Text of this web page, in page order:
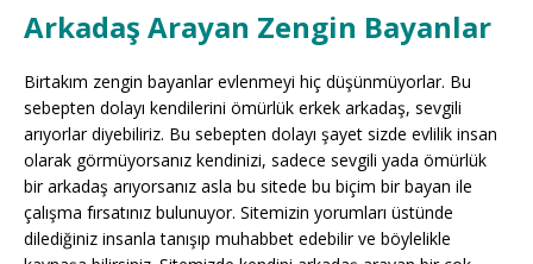
Arkadaş Arayan Zengin Bayanlar
Birtakım zengin bayanlar evlenmeyi hiç düşünmüyorlar. Bu
sebepten dolayı kendilerini ömürlük erkek arkadaş, sevgili
arıyorlar diyebiliriz. Bu sebepten dolayı şayet sizde evlilik insan
olarak görmüyorsanız kendinizi, sadece sevgili yada ömürlük
bir arkadaş arıyorsanız asla bu sitede bu biçim bir bayan ile
çalışma fırsatınız bulunuyor. Sitemizin yorumları üstünde
dilediğiniz insanla tanışıp muhabbet edebilir ve böylelikle